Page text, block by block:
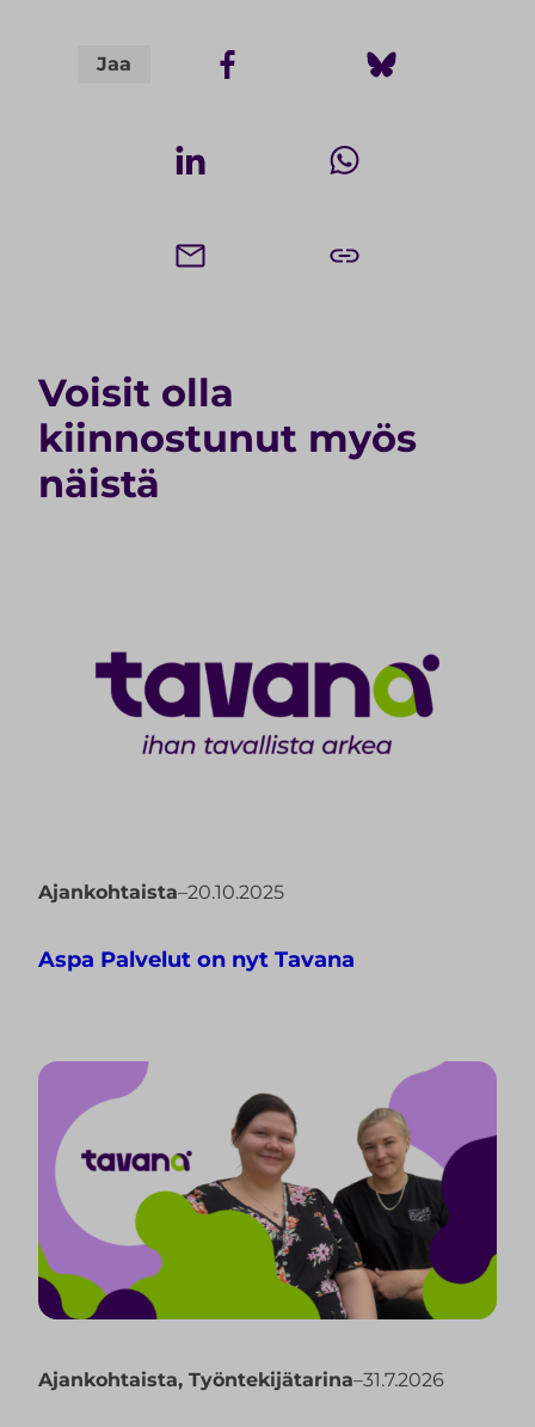
Jaa
Voisit olla
kiinnostunut myös
näistä
Ajankohtaista–20.10.2025
Aspa Palvelut on nyt Tavana
Ajankohtaista, Työntekijätarina–31.7.2026